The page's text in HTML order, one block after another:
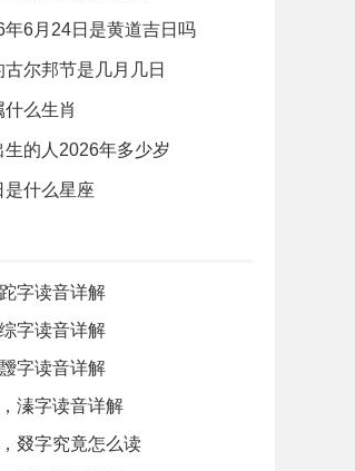
年6月24日是黄道吉日吗
古尔邦节是几月几日
么生肖
生的人2026年多少岁
是什么星座
字读音详解
字读音详解
字读音详解
溱字读音详解
叕字究竟怎么读